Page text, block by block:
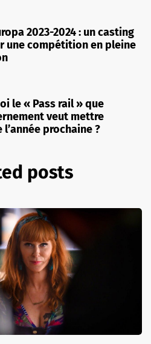
2023-2024 : un casting
une compétition en pleine
le « Pass rail » que
veut mettre
l’année prochaine ?
posts